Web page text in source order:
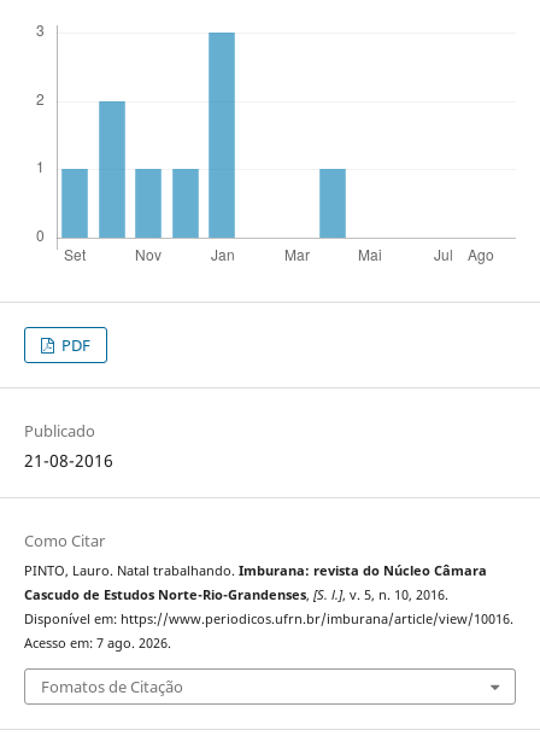
PDF
Publicado
21-08-2016
Como Citar
PINTO, Lauro. Natal trabalhando. Imburana: revista do Núcleo Câmara
Cascudo de Estudos Norte-Rio-Grandenses, [S. l.], v. 5, n. 10, 2016.
Disponível em: https://www.periodicos.ufrn.br/imburana/article/view/10016.
Acesso em: 7 ago. 2026.
Fomatos de Citação